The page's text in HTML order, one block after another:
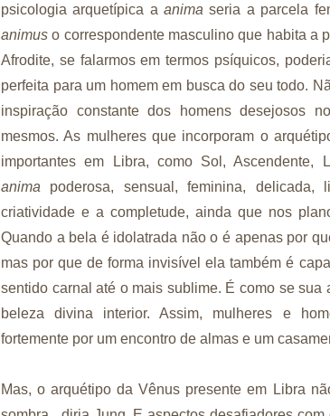
psicologia arquetípica aanima seria a parcela
animus o correspondente masculino que habita a
Afrodite, se falarmos em termos psíquicos,
perfeita para um homem em busca do seu todo.
inspiração constante dos homens desejosos
mesmos. As mulheres que incorporam o
importantes em Libra, como Sol, Ascendente,
anima poderosa, sensual, feminina,
criatividade e a completude, ainda que nos
Quando a bela é idolatrada não o é apenas por
mas por que de forma invisível ela também é
sentido carnal até o mais sublime. É como se sua
beleza divina interior. Assim, mulheres e
fortemente por um encontro de almas e um
Mas, o arquétipo da Vênus presente em Libra